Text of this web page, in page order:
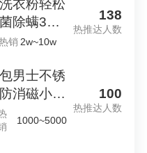
衣粉轻松
除螨3倍
黄
销 2w~10w
138
热推达人数
男士不锈
消磁小巧
1000~5000
100
热推达人数